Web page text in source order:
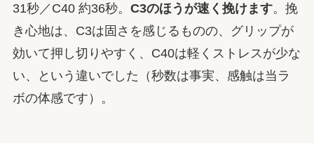
31秒／C40 約36秒。 C3のほうが速く挽けます。挽
き心地は、C3は固さを感じるものの、グリップが
効いて押し切りやすく、C40は軽くストレスが少な
い、という違いでした（秒数は事実、感触は当ラ
ボの体感です）。